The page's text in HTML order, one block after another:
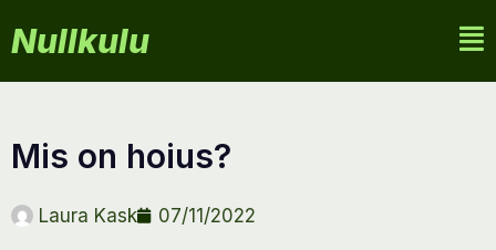
Nullkulu
mis on hoius?
Laura Kask 07/11/2022